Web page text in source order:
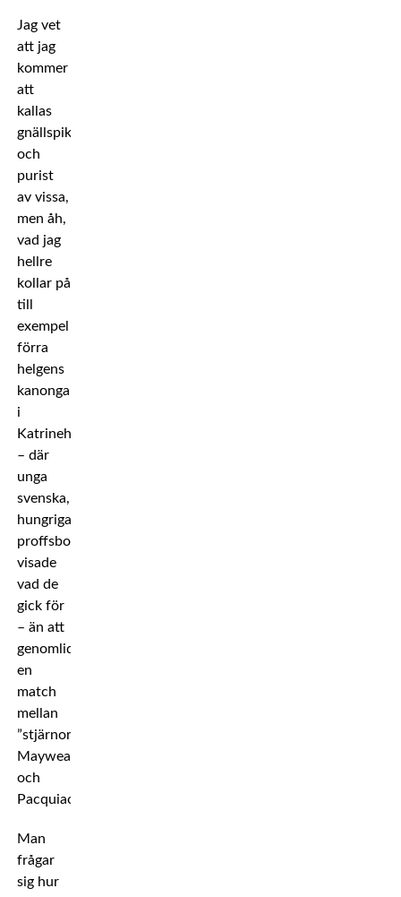
Jag vet
att jag
kommer
att
kallas
gnällspik
och
purist
av vissa,
men åh,
vad jag
hellre
kollar på
till
exempel
förra
helgens
kanongala
i
Katrineholm
– där
unga
svenska,
hungriga
proffsboxare
visade
vad de
gick för
– än att
genomlida
en
match
mellan
”stjärnorna”
Mayweather
och
Pacquiao.
Man
frågar
sig hur